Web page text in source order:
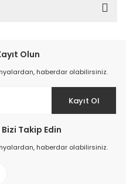
Olun
haberdar olabilirsiniz.
Kayıt Ol
Takip Edin
haberdar olabilirsiniz.